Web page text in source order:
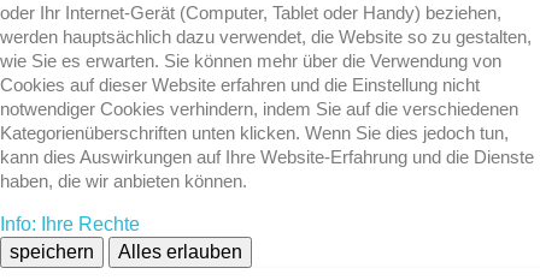
oder Ihr Internet-Gerät (Computer, Tablet oder Handy) beziehen,
werden hauptsächlich dazu verwendet, die Website so zu gestalten,
wie Sie es erwarten. Sie können mehr über die Verwendung von
Cookies auf dieser Website erfahren und die Einstellung nicht
notwendiger Cookies verhindern, indem Sie auf die verschiedenen
Kategorienüberschriften unten klicken. Wenn Sie dies jedoch tun,
kann dies Auswirkungen auf Ihre Website-Erfahrung und die Dienste
haben, die wir anbieten können.
Info: Ihre Rechte
speichern
Alles erlauben